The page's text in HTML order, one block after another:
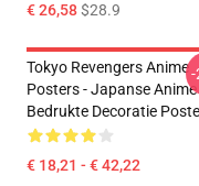
€ 26,58$28.9
Tokyo Revengers Anime
Posters - Japanse Anime
Bedrukte Decoratie
€ 18,21 - € 42,22
-